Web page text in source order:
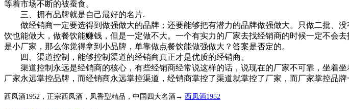
等着市场不断的被蚕食。
三、拥有品牌就是自己最好的名片.
做经销商一定要选得到做强做大的品牌；还要能够把有潜力的品牌做强做大。只做二批、
饮也能做大，做餐饮能赚钱，但是一定做不大。一个有实力的厂家去找经销商的时候一定不会
是小厂家，那么你觉得拿到小品牌，单靠做点餐饮能做强做大？答案是否定的。
四、渠道控制，能够控制渠道的经销商真正才是优质的经销商。
渠道控制永远是经销商的核心，有些经销商经常说这样的话，说现在的厂家不可靠，坐着坐
厂家永远掌控品牌，而经销商永远掌控渠道，经销商掌控了渠道就掌控了厂家，而厂家掌控品牌
西凤酒1952，正宗西凤酒，凤香型精品，中国四大名酒→ 西凤酒1952